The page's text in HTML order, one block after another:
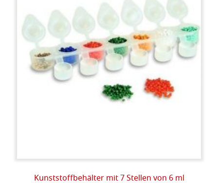
Kunststoffbehälter mit 7 Stellen von 6 ml